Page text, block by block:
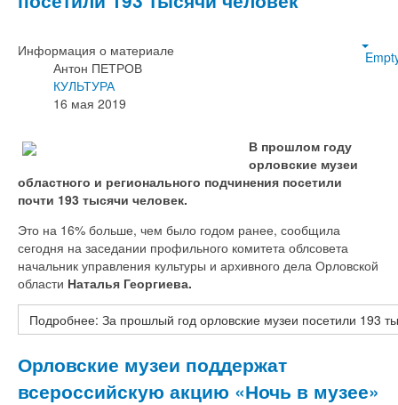
Информация о материале
Антон ПЕТРОВ
КУЛЬТУРА
16 мая 2019
В прошлом году
орловские музеи
областного и регионального подчинения посетили
почти 193 тысячи человек.
Это на 16% больше, чем было годом ранее, сообщила
сегодня на заседании профильного комитета облсовета
начальник управления культуры и архивного дела Орловской
области Наталья Георгиева.
Подробнее: За прошлый год орловские музеи посетили 193
Орловские музеи поддержат
всероссийскую акцию «Ночь в музее»